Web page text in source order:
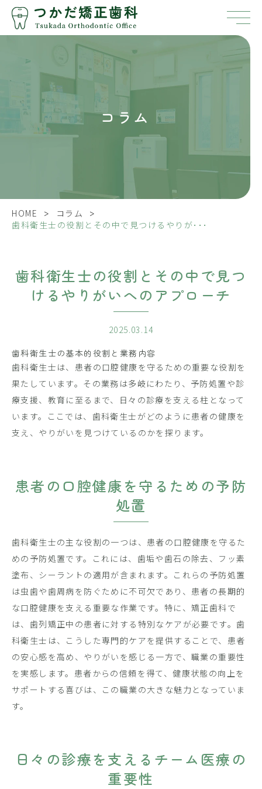
コラム
HOME > コラム >
歯科衛生士の役割とその中で見つけるやりが･･･
歯科衛生士の役割とその中で見つ
けるやりがいへのアプローチ
2025.03.14
歯科衛生士の基本的役割と業務内容
歯科衛生士は、患者の口腔健康を守るための重要な役割を
果たしています。その業務は多岐にわたり、予防処置や診
療支援、教育に至るまで、日々の診療を支える柱となって
います。ここでは、歯科衛生士がどのように患者の健康を
支え、やりがいを見つけているのかを探ります。
患者の口腔健康を守るための予防
処置
歯科衛生士の主な役割の一つは、患者の口腔健康を守るた
めの予防処置です。これには、歯垢や歯石の除去、フッ素
塗布、シーラントの適用が含まれます。これらの予防処置
は虫歯や歯周病を防ぐために不可欠であり、患者の長期的
な口腔健康を支える重要な作業です。特に、矯正歯科で
は、歯列矯正中の患者に対する特別なケアが必要です。歯
科衛生士は、こうした専門的ケアを提供することで、患者
の安心感を高め、やりがいを感じる一方で、職業の重要性
を実感します。患者からの信頼を得て、健康状態の向上を
サポートする喜びは、この職業の大きな魅力となっていま
す。
日々の診療を支えるチーム医療の
重要性